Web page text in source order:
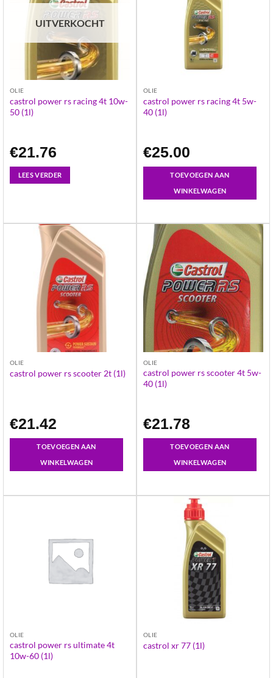
UITVERKOCHT
OLIE
castrol power rs racing 4t 10w-
50 (1l)
€21.76
LEES VERDER
OLIE
castrol power rs racing 4t 5w-
40 (1l)
€25.00
TOEVOEGEN AAN
WINKELWAGEN
OLIE
castrol power rs scooter 2t (1l)
€21.42
TOEVOEGEN AAN
WINKELWAGEN
OLIE
castrol power rs scooter 4t 5w-
40 (1l)
€21.78
TOEVOEGEN AAN
WINKELWAGEN
OLIE
castrol power rs ultimate 4t
10w-60 (1l)
OLIE
castrol xr 77 (1l)